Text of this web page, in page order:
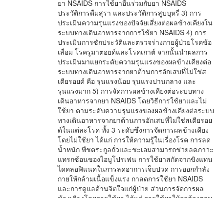
ยา NSAIDS การใช้ยาอื่นร่วมกับยา NSAIDS
ประวัติการดื่มสุรา และประวัติการสูบบุหรี่ 3) การ
ประเมินความรุนแรงของปัจจัยเสี่ยงต่อผลข้างเคียงใน
ระบบทางเดินอาหารจากการใช้ยา NSAIDS 4) การ
ประเมินการซักประวัติและตรวจร่างกายผู้ป่วยโรคข้อ
เสื่อม โรครูมาตอยด์และโรคเกาต์ จากนั้นนำผลการ
ประเมินมาแยกระดับความรุนแรงของผลข้างเคียงต่อ
ระบบทางเดินอาหารจากยาต้านการอักเสบที่ไม่ใช่ส
เตียรอยด์ คือ รุนแรงน้อย รุนแรงปานกลาง และ
รุนแรงมาก 5) การจัดการผลข้างเคียงต่อระบบทาง
เดินอาหารจากยา NSAIDS โดยวิธีการใช้ยาและไม่
ใช้ยา ตามระดับความรุนแรงของผลข้างเคียงต่อระบบ
ทางเดินอาหารจากยาต้านการอักเสบที่ไม่ใช่สเตียรอย
ด์ในแต่ละโรค ทั้ง 3 ระดับซึ่งการจัดการผลข้างเคียง
โดยไม่ใช้ยา ได้แก่ การให้ความรู้ในเรื่องโรค การลด
น้ำหนัก พืชตระกูลถั่วและชะเอมสามารถช่วยลดภาวะ
แทรกซ้อนของไอบูโปรเฟน การใช้ยาสกัดจากขิงแทน
ไดคลอฟิแนคในการลดอาการเจ็บปวด การออกกำลัง
กายให้กล้ามเนื้อแข็งแรง กาลดการใช้ยา NSAIDS
และการดูแลด้านจิตใจแก่ผู้ป่วย ส่วนการจัดการผล